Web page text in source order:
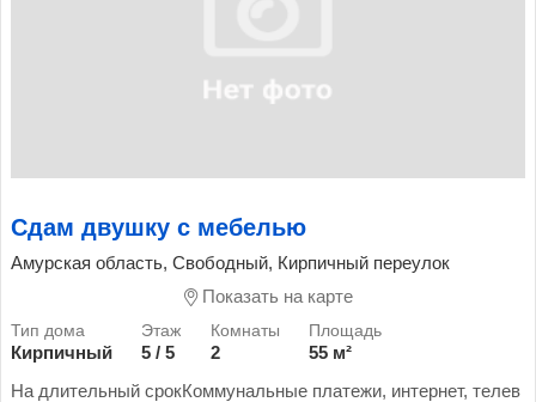
Сдам двушку с мебелью
Амурская область, Свободный, Кирпичный переулок
Показать на карте
Кирпичный 5 / 5 2
55 м²
На длительный срокКоммунальные платежи, интернет, телев